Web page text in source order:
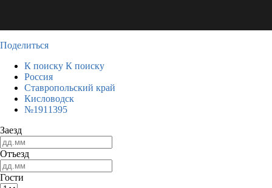
Поделиться
К поиску К поиску
Россия
Ставропольский край
Кисловодск
№1911395
Заезд
Отъезд
Гости